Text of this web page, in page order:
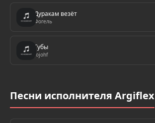
Дуракам везёт
Фогель
Губы
Jojohf
Песни исполнителя Argiflex